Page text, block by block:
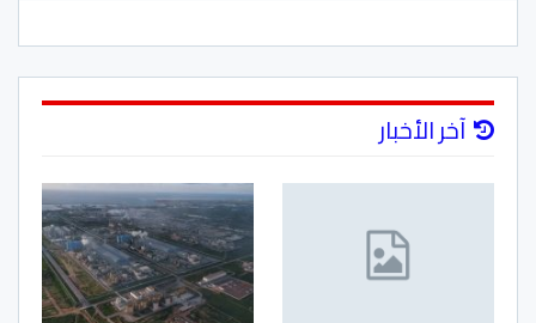
آخر الأخبار